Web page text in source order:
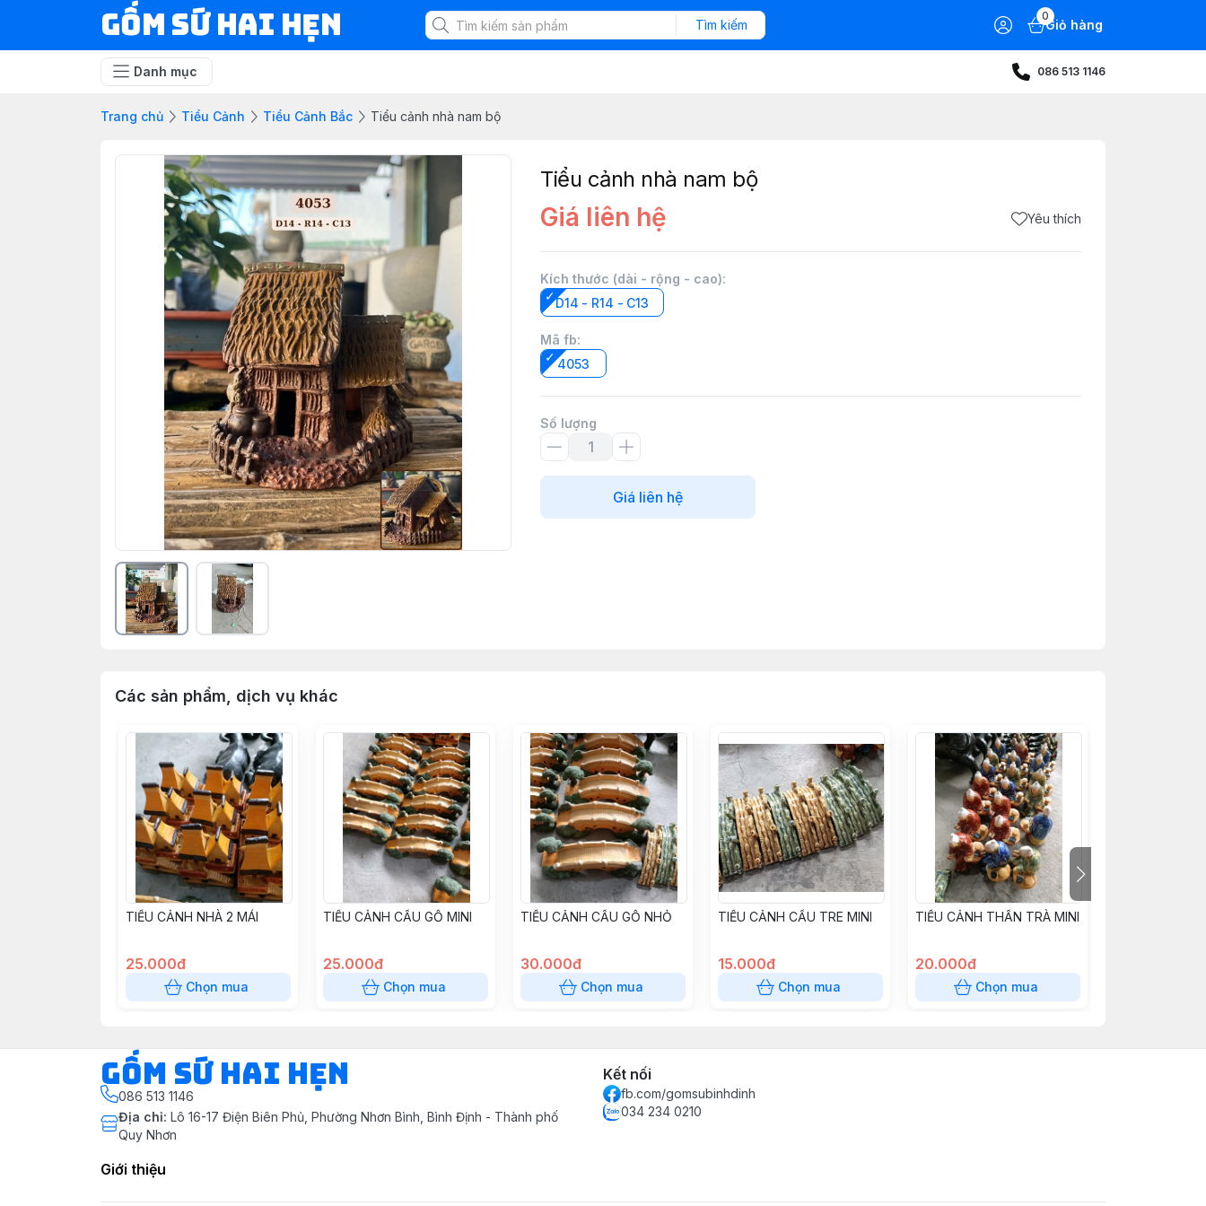
Gốm Sứ Hai Hẹn Tìm kiếm
0
Giỏ hàng
Danh mục 086 513 1146
Trang chủ Tiểu Cảnh Tiểu Cảnh Bắc Tiểu cảnh nhà nam bộ
Tiểu cảnh nhà nam bộ
Giá liên hệ Yêu thích
Kích thước (dài - rộng - cao):
D14 - R14 - C13
Mã fb:
4053
Số lượng
Giá liên hệ
Các sản phẩm, dịch vụ khác
TIỂU CẢNH NHÀ 2 MÁI
25.000đ
Chọn mua
TIỂU CẢNH CẦU GỖ MINI
25.000đ
Chọn mua
TIỂU CẢNH CẦU GỖ NHỎ
30.000đ
Chọn mua
TIỂU CẢNH CẦU TRE MINI
15.000đ
Chọn mua
TIỂU CẢNH THẦN TRÀ MINI
20.000đ
Chọn mua
Gốm Sứ Hai Hẹn
086 513 1146
Địa chỉ: Lô 16-17 Điện Biên Phủ, Phường Nhơn Bình, Bình Định - Thành phố
Quy Nhơn
Kết nối
fb.com/gomsubinhdinh
034 234 0210
Giới thiệu